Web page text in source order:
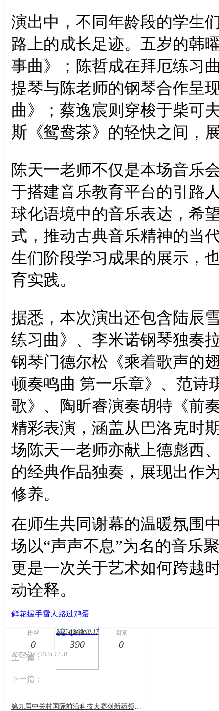
演出中，不同年龄段的学生
路上的成长足迹。五岁的韩
事曲》；陈哲成在拜厄练习
提琴与陈老师的钢琴合作呈
曲》；蔡逸宸则穿梭于柴可
斯《鸳鸯茶》的轻快之间，
陈天一老师不仅是本场音乐
于搭建音乐教育平台的引路
球化语境中的音乐表达，希
式，推动古典音乐精神的当
生们阶段学习成果的展示，
育实践。
据悉，本次演出还包含陆辰
练习曲》、李米诺钢琴独奏
钢琴门德尔松《乘着歌声的
顿奏鸣曲 第一乐章》、范诗
歌》、陶昕睿演奏胡特《前
精彩表演，涵盖从巴洛克时
场陈天一老师亦献上德彪西
的经典作品独奏，展现出作
修养。
在师生共同谢幕的温暖氛围
场以“声声不息”为名的音乐
更是一次关于艺术如何跨越
动诠释。
鲜花握手雷人 路过鸡蛋
qxvie
本文作者
2025-12-31 10:17
粉丝
0
阅读
390
回复
0
上一篇：
发布时间：2025-12-31
下一篇：
第九届中关村国际前沿科技大赛创新药领域TOP10名单揭晓